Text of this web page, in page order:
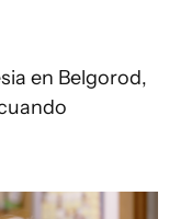
en Belgorod,